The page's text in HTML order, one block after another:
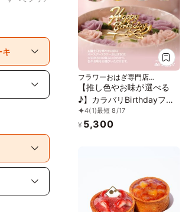
フラワーおはぎ専門店
Oh!huggy!!
【推し色やお味が選べる
♪】カラバリBirthdayフラ
ワーおはぎボックス 誕生
日プレゼント
4(1)最短 8/17
¥ 5,300